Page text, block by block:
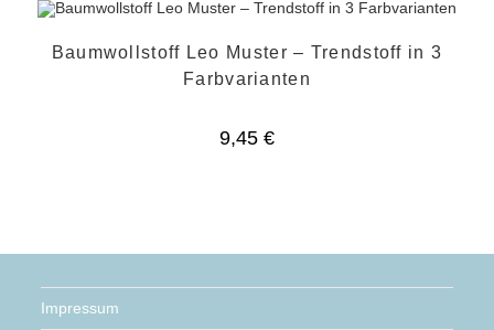
Baumwollstoff Leo Muster – Trendstoff in 3
Farbvarianten
9,45 €
Impressum